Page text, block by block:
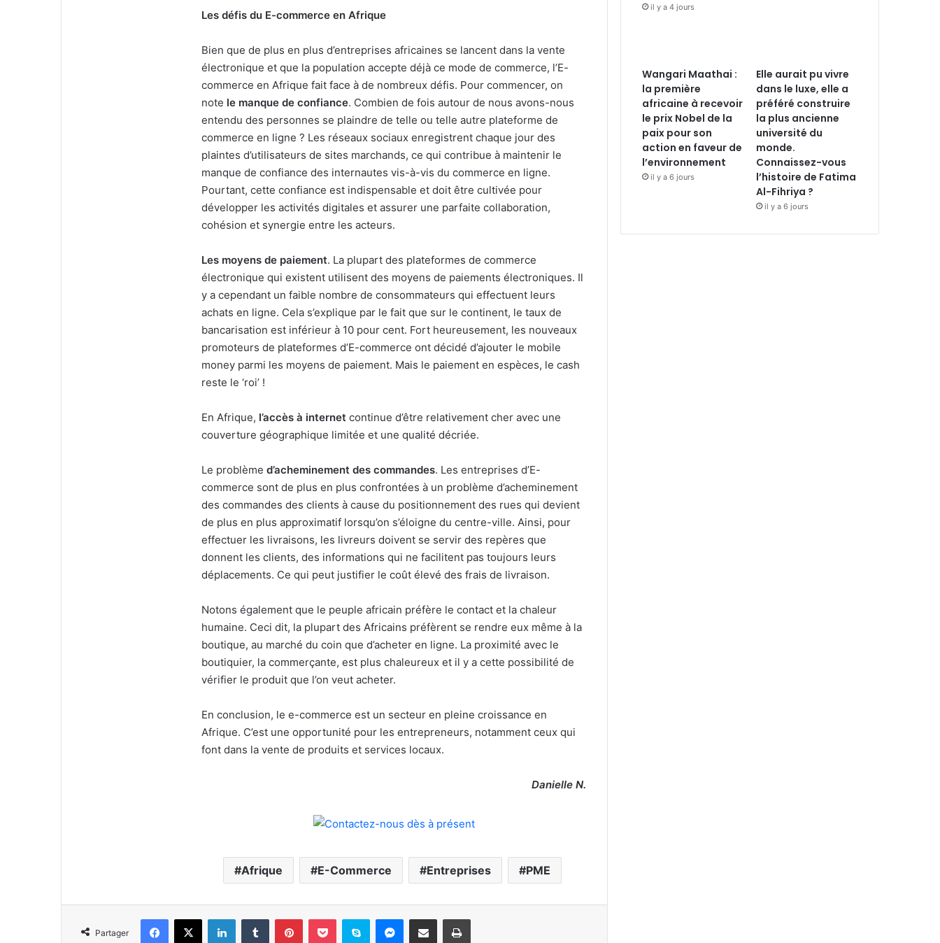
Les défis du E-commerce en Afrique
Bien que de plus en plus d’entreprises africaines se lancent dans la vente
électronique et que la population accepte déjà ce mode de commerce, l’E-
commerce en Afrique fait face à de nombreux défis. Pour commencer, on
note le manque de confiance. Combien de fois autour de nous avons-nous
entendu des personnes se plaindre de telle ou telle autre plateforme de
commerce en ligne ? Les réseaux sociaux enregistrent chaque jour des
plaintes d’utilisateurs de sites marchands, ce qui contribue à maintenir le
manque de confiance des internautes vis-à-vis du commerce en ligne.
Pourtant, cette confiance est indispensable et doit être cultivée pour
développer les activités digitales et assurer une parfaite collaboration,
cohésion et synergie entre les acteurs.
Les moyens de paiement. La plupart des plateformes de commerce
électronique qui existent utilisent des moyens de paiements électroniques. Il
y a cependant un faible nombre de consommateurs qui effectuent leurs
achats en ligne. Cela s’explique par le fait que sur le continent, le taux de
bancarisation est inférieur à 10 pour cent. Fort heureusement, les nouveaux
promoteurs de plateformes d’E-commerce ont décidé d’ajouter le mobile
money parmi les moyens de paiement. Mais le paiement en espèces, le cash
reste le ‘roi’ !
En Afrique, l’accès à internet continue d’être relativement cher avec une
couverture géographique limitée et une qualité décriée.
Le problème d’acheminement des commandes. Les entreprises d’E-
commerce sont de plus en plus confrontées à un problème d’acheminement
des commandes des clients à cause du positionnement des rues qui devient
de plus en plus approximatif lorsqu’on s’éloigne du centre-ville. Ainsi, pour
effectuer les livraisons, les livreurs doivent se servir des repères que
donnent les clients, des informations qui ne facilitent pas toujours leurs
déplacements. Ce qui peut justifier le coût élevé des frais de livraison.
Notons également que le peuple africain préfère le contact et la chaleur
humaine. Ceci dit, la plupart des Africains préfèrent se rendre eux même à la
boutique, au marché du coin que d’acheter en ligne. La proximité avec le
boutiquier, la commerçante, est plus chaleureux et il y a cette possibilité de
vérifier le produit que l’on veut acheter.
En conclusion, le e-commerce est un secteur en pleine croissance en
Afrique. C’est une opportunité pour les entrepreneurs, notamment ceux qui
font dans la vente de produits et services locaux.
Danielle N.
Afrique E-Commerce Entreprises PME
Partager
Facebook
X LinkedinTumblr PinterestPocket Skype Messenger
Partager par email Imprimer
il y a 4 jours
Wangari Maathai :
la première
africaine à recevoir
le prix Nobel de la
paix pour son
action en faveur de
l’environnement
il y a 6 jours
Elle aurait pu vivre
dans le luxe, elle a
préféré construire
la plus ancienne
université du
monde.
Connaissez-vous
l’histoire de Fatima
Al-Fihriya ?
il y a 6 jours